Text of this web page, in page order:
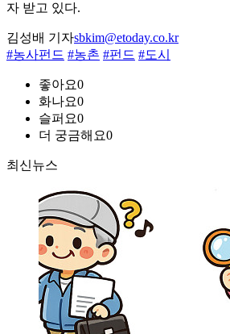
자 받고 있다.
김성배 기자sbkim@etoday.co.kr
#농사펀드 #농촌 #펀드 #도시
좋아요0
화나요0
슬퍼요0
더 궁금해요0
최신뉴스